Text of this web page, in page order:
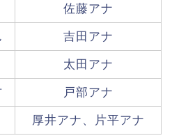
佐藤アナ
吉田アナ
太田アナ
戸部アナ
厚井アナ、片平アナ